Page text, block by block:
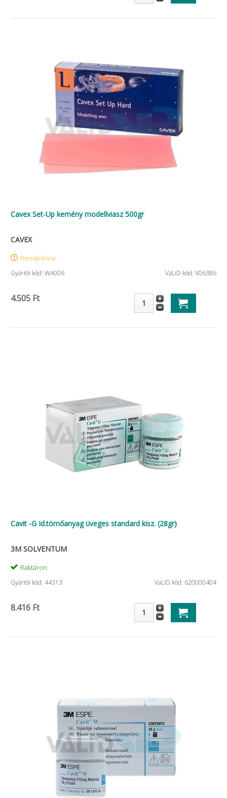
Cavex Set-Up kemény modellviasz 500gr
CAVEX
Rendelésre
Gyártói kód: WA006 VaLiD kód: V06386
4.505 Ft
Cavit -G Id.tömőanyag üveges standard kisz. (28gr)
3M SOLVENTUM
Raktáron
Gyártói kód: 44313 VaLiD kód: 620000404
8.416 Ft